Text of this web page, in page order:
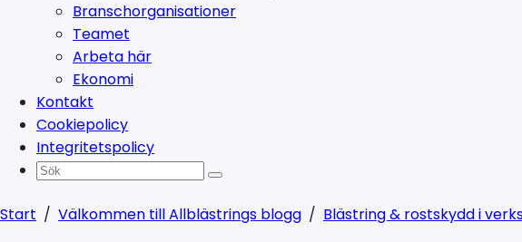
Branschorganisationer
Teamet
Arbeta här
Ekonomi
Kontakt
Cookiepolicy
Integritetspolicy
Start / Välkommen till Allblästrings blogg / Blästring & rostskydd i